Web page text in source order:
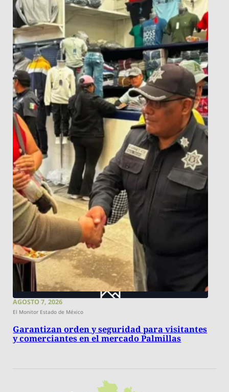
AGOSTO 7, 2026
El Monitor Estado de México
Garantizan orden y seguridad para visitantes
y comerciantes en el mercado Palmillas